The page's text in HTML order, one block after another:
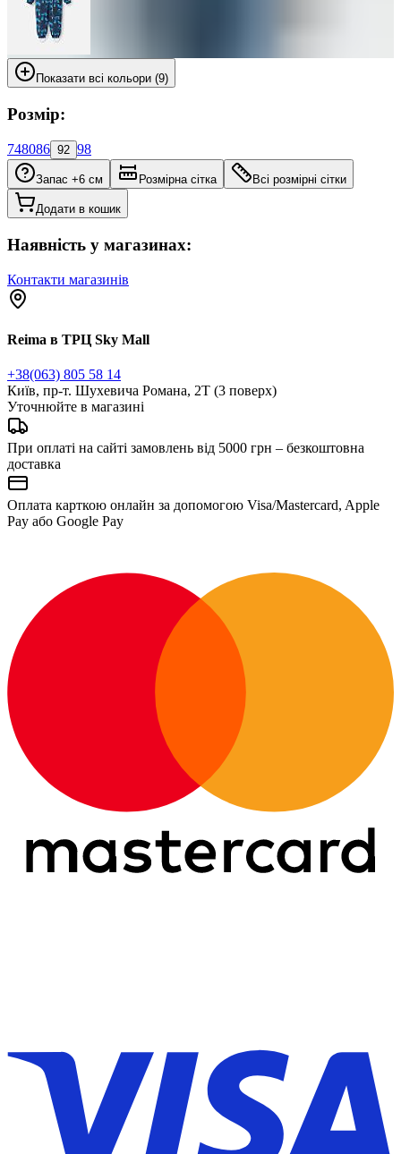
Показати всі кольори (9)
Розмір:
748086 92 98
Запас +6 см Розмірна сітка Всі розмірні сітки
Додати в кошик
Наявність у магазинах:
Контакти магазинів
Reima в ТРЦ Sky Mall
+38(063) 805 58 14
Київ, пр-т. Шухевича Романа, 2Т (3 поверх)
Уточнюйте в магазині
При оплаті на сайті замовлень від 5000 грн – безкоштовна
доставка
Оплата карткою онлайн за допомогою Visa/Mastercard, Apple
Pay або Google Pay